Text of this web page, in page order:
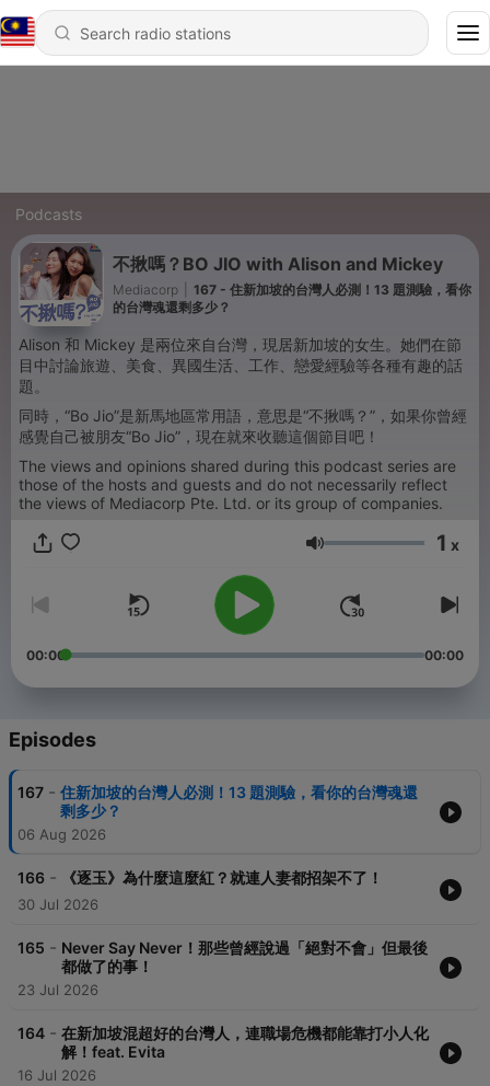
Podcasts
不揪嗎？BO JIO with Alison and Mickey
Mediacorp
167 - 住新加坡的台灣人必測！13 題測驗，看你
的台灣魂還剩多少？
Alison 和 Mickey 是兩位來自台灣，現居新加坡的女生。她們在節
目中討論旅遊、美食、異國生活、工作、戀愛經驗等各種有趣的話
題。
同時，“Bo Jio”是新馬地區常用語，意思是“不揪嗎？”，如果你曾經
感覺自己被朋友“Bo Jio”，現在就來收聽這個節目吧！
The views and opinions shared during this podcast series are
those of the hosts and guests and do not necessarily reflect
the views of Mediacorp Pte. Ltd. or its group of companies.
Volume 1 x
00:00 00:00
Episodes
167 - 住新加坡的台灣人必測！13 題測驗，看你的台灣魂還
剩多少？
06 Aug 2026
166 - 《逐玉》為什麼這麼紅？就連人妻都招架不了！
30 Jul 2026
165 - Never Say Never！那些曾經說過「絕對不會」但最後
都做了的事！
23 Jul 2026
164 - 在新加坡混超好的台灣人，連職場危機都能靠打小人化
解！feat. Evita
16 Jul 2026